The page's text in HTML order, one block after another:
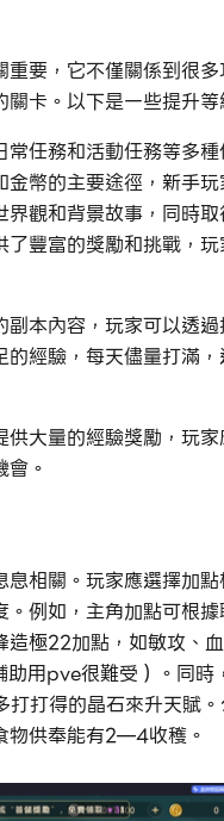
要，它不僅關係到很
卡。以下是一些提升
任務和活動任務等多
幣的主要途徑，新手
觀和背景故事，同時
豐富的獎勵和挑戰，
本內容，玩家可以透
經驗，每天儘量打滿
大量的經驗獎勵，玩
。
相關。玩家應選擇加
例如，主角加點可根
造極22加點，如敏攻、
用pve很難受）。同時
打得的晶石來升天賦
物供奉能有2—4收穫。